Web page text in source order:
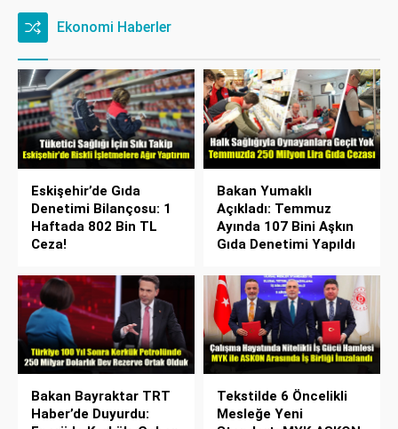
Ekonomi Haberler
Eskişehir’de Gıda
Denetimi Bilançosu: 1
Haftada 802 Bin TL
Ceza!
Bakan Yumaklı
Açıkladı: Temmuz
Ayında 107 Bini Aşkın
Gıda Denetimi Yapıldı
Bakan Bayraktar TRT
Haber’de Duyurdu:
Tekstilde 6 Öncelikli
Mesleğe Yeni